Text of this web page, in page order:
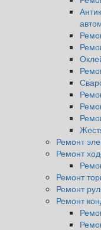
Ремонт
Ремонт
Ремонт
Ремонт
Ремонт